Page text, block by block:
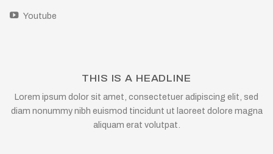
Youtube
THIS IS A HEADLINE
Lorem ipsum dolor sit amet, consectetuer adipiscing elit, sed
diam nonummy nibh euismod tincidunt ut laoreet dolore magna
aliquam erat volutpat.